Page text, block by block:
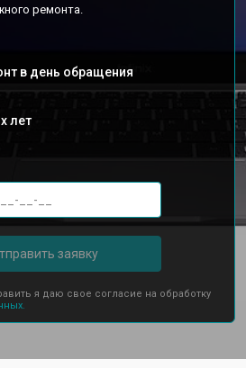
ремонта.
в день обращения
лет
заявку
я даю свое согласие на обработку